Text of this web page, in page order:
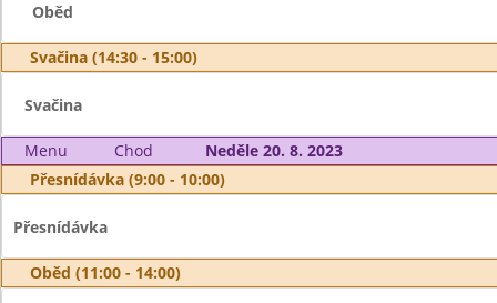
Oběd
Svačina (14:30 - 15:00)
Svačina
Menu Chod
Neděle 20. 8. 2023
Přesnídávka (9:00 - 10:00)
Přesnídávka
Oběd (11:00 - 14:00)